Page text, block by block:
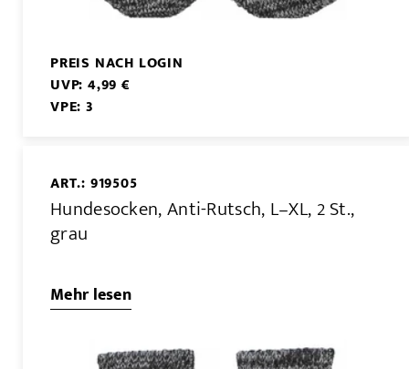
PREIS NACH LOGIN
UVP: 4,99 €
VPE: 3
ART.: 919505
Hundesocken, Anti-Rutsch, L–XL, 2 St.,
grau
Mehr lesen